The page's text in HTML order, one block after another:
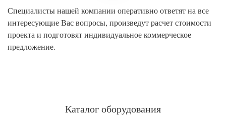
Специалисты нашей компании оперативно ответят на все
интересующие Вас вопросы, произведут расчет стоимости
проекта и подготовят индивидуальное коммерческое
предложение.
Каталог оборудования